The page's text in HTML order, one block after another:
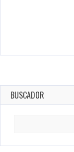
BUSCADOR